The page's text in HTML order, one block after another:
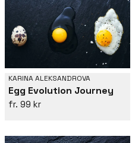
KARINA ALEKSANDROVA
Egg Evolution Journey
99 kr